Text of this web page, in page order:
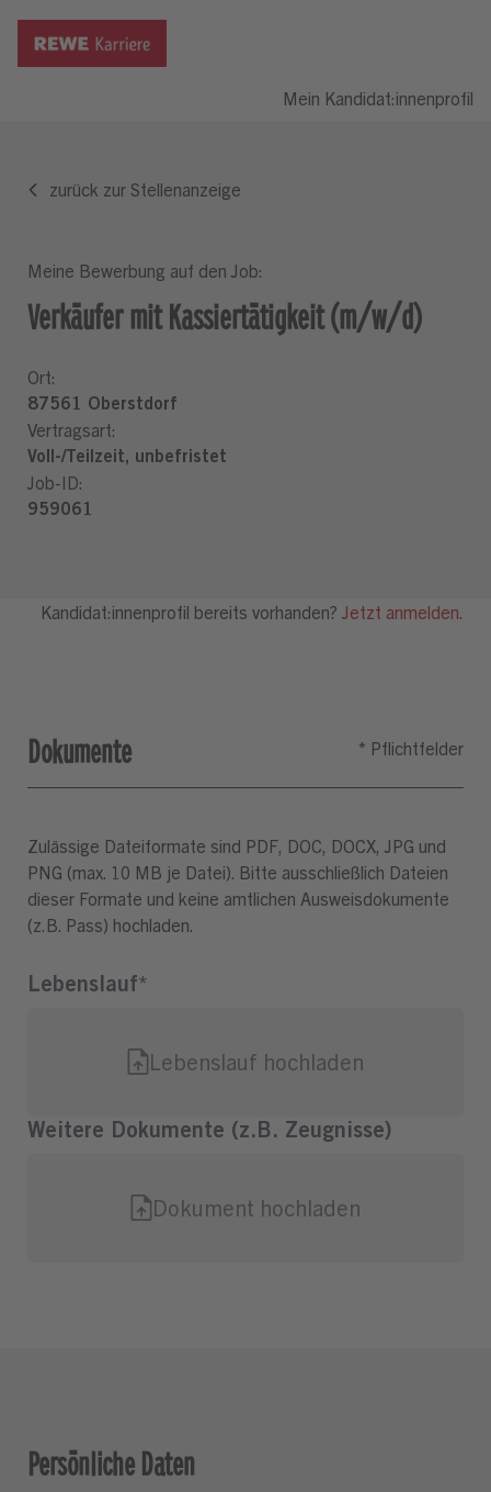
Mein Kandidat:innenprofil
Dokumente
Zulässige Dateiformate sind PDF, DOC, DOCX, JPG und
PNG (max. 10 MB je Datei). Bitte ausschließlich Dateien
dieser Formate und keine amtlichen Ausweisdokumente
(z.B. Pass) hochladen.
Persönliche Daten